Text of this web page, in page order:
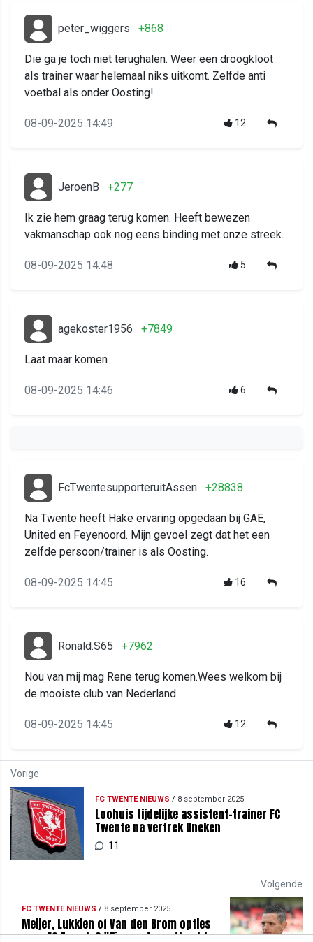
peter_wiggers +868
Die ga je toch niet terughalen. Weer een droogkloot
als trainer waar helemaal niks uitkomt. Zelfde anti
voetbal als onder Oosting!
08-09-2025 14:49 12
JeroenB +277
Ik zie hem graag terug komen. Heeft bewezen
vakmanschap ook nog eens binding met onze streek.
08-09-2025 14:48 5
agekoster1956 +7849
Laat maar komen
08-09-2025 14:46 6
FcTwentesupporteruitAssen +28838
Na Twente heeft Hake ervaring opgedaan bij GAE,
United en Feyenoord. Mijn gevoel zegt dat het een
zelfde persoon/trainer is als Oosting.
08-09-2025 14:45 16
Ronald.S65 +7962
Nou van mij mag Rene terug komen.Wees welkom bij
de mooiste club van Nederland.
08-09-2025 14:45 12
Vorige
FC TWENTE NIEUWS / 8 september 2025
Loohuis tijdelijke assistent-trainer FC
Twente na vertrek Uneken
11
Volgende
FC TWENTE NIEUWS / 8 september 2025
Meijer, Lukkien of Van den Brom opties
voor FC Twente? "Niemand wordt echt